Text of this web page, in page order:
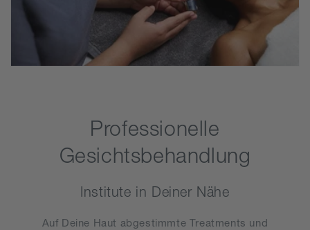
Professionelle
Gesichtsbehandlung
Institute in Deiner Nähe
Auf Deine Haut abgestimmte Treatments und